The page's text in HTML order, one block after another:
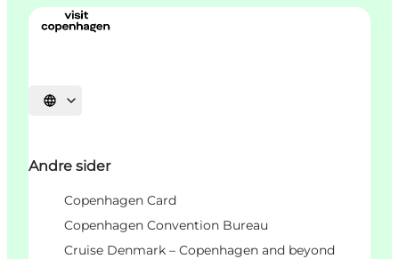
Vælg sprog
Andre sider
Copenhagen Card
Copenhagen Convention Bureau
Cruise Denmark – Copenhagen and beyond